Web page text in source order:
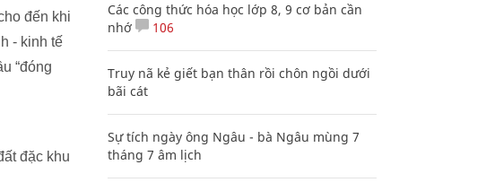
đến khi
- kinh tế
“đóng
đặc khu
Các công thức hóa học lớp 8, 9 cơ bản cần
nhớ
106
Truy nã kẻ giết bạn thân rồi chôn ngồi dưới
bãi cát
Sự tích ngày ông Ngâu - bà Ngâu mùng 7
tháng 7 âm lịch